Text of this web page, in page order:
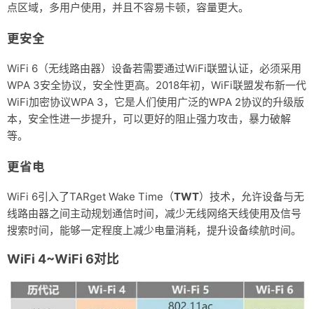
点区域，多用户使用，并且不容易卡顿，容量更大。
更安全
WiFi 6（无线路由器）设备若需要通过WiFi联盟认证，必须采用
WPA 3安全协议，安全性更高。2018年初，WiFi联盟发布新一代
WiFi加密协议WPA 3，它是人们使用广泛的WPA 2协议的升级版
本，安全性进一步提升，可以更好的阻止强力攻击，暴力破解
等。
更省电
WiFi 6引入了TARget Wake Time（TWT）技术，允许设备与无
线路由器之间主动规划通信时间，减少无线网络天线使用及信号
搜索时间，能够一定程度上减少电量消耗，提升设备续航时间。
WiFi 4~WiFi 6对比